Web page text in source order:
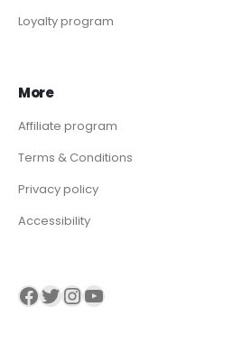
Loyalty program
More
Affiliate program
Terms & Conditions
Privacy policy
Accessibility
Visit our Facebook page Visit our twitter page Visit our Instagram page Visit our YouTube page